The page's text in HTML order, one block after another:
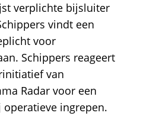
verplichte bijsluiter
vindt een
voor
Schippers reageert
van
Radar voor een
ingrepen.